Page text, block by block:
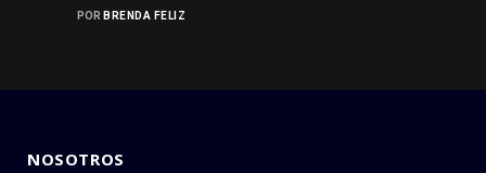
POR BRENDA FELIZ
NOSOTROS